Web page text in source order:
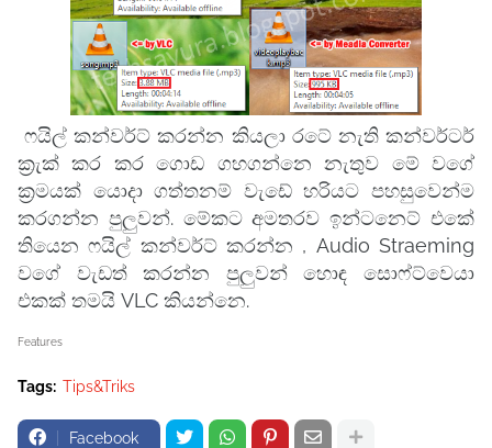
ෆයිල් කන්වර්ට් කරන්න කියලා රටේ නැති කන්වර්ටර්
ක්‍රැක් කර කර ගොඩ ගහගන්නෙ නැතුව මේ වගේ
ක්‍රමයක් යොදා ගත්තනම් වැඩේ හරියට පහසුවෙන්ම
කරගන්න පුලුවන්. මේකට අමතරව ඉන්ටනෙට් එකේ
තියෙන ෆයිල් කන්වර්ට් කරන්න , Audio Straeming
වගේ වැඩත් කරන්න පුලුවන් හොඳ සොෆ්ට්වෙයා
එකක් තමයි VLC කියන්නෙ.
Features
Tags: Tips&Triks
Facebook